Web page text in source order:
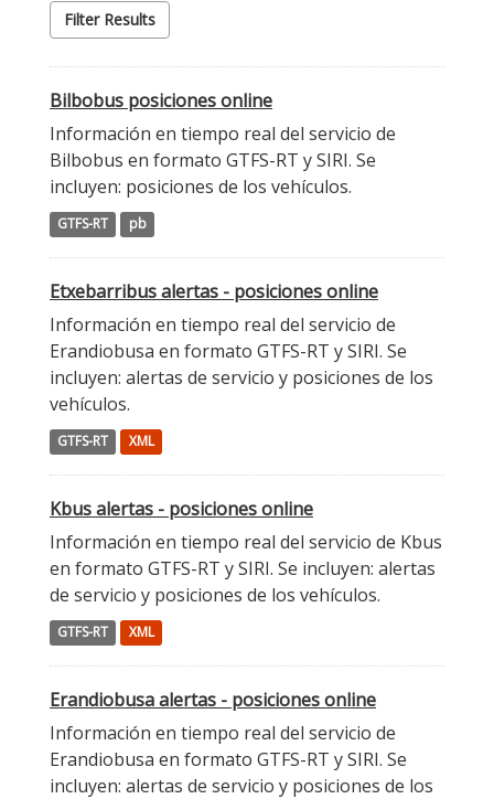
Filter Results
Bilbobus posiciones online
Información en tiempo real del servicio de
Bilbobus en formato GTFS-RT y SIRI. Se
incluyen: posiciones de los vehículos.
GTFS-RT pb
Etxebarribus alertas - posiciones online
Información en tiempo real del servicio de
Erandiobusa en formato GTFS-RT y SIRI. Se
incluyen: alertas de servicio y posiciones de los
vehículos.
GTFS-RT XML
Kbus alertas - posiciones online
Información en tiempo real del servicio de Kbus
en formato GTFS-RT y SIRI. Se incluyen: alertas
de servicio y posiciones de los vehículos.
GTFS-RT XML
Erandiobusa alertas - posiciones online
Información en tiempo real del servicio de
Erandiobusa en formato GTFS-RT y SIRI. Se
incluyen: alertas de servicio y posiciones de los